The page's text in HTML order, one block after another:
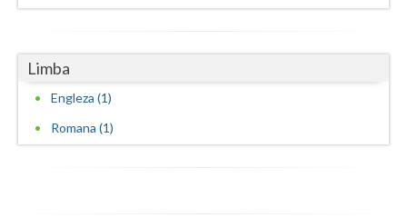
Valcea
Vrancea
Limba
Engleza (1)
Romana (1)